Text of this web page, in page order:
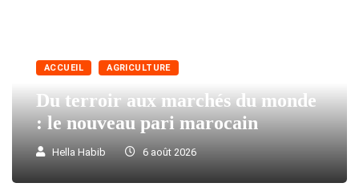
ACCUEIL AGRICULTURE
Du terroir aux marchés du monde
: le nouveau pari marocain
Hella Habib 6 août 2026